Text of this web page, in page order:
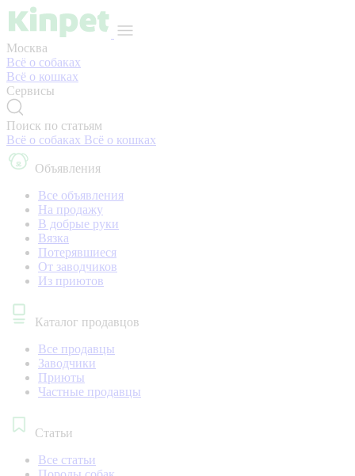
Москва
Всё о собаках
Всё о кошках
Сервисы
Поиск по статьям
Всё о собаках Всё о кошках
Объявления
Все объявления
На продажу
В добрые руки
Вязка
Потерявшиеся
От заводчиков
Из приютов
Каталог продавцов
Все продавцы
Заводчики
Приюты
Частные продавцы
Статьи
Все статьи